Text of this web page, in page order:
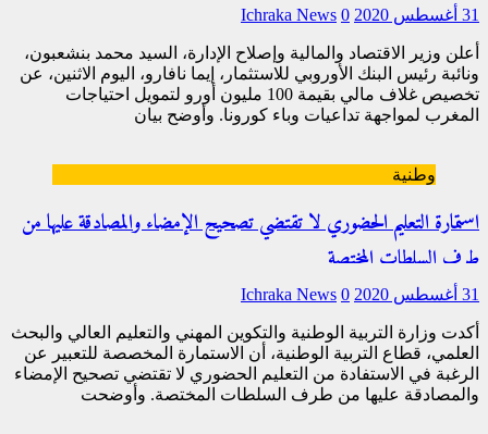
31 أغسطس 2020 Ichraka News 0
أعلن وزير الاقتصاد والمالية وإصلاح الإدارة، السيد محمد بنشعبون،
ونائبة رئيس البنك الأوروبي للاستثمار، إيما نافارو، اليوم الاثنين، عن
تخصيص غلاف مالي بقيمة 100 مليون أورو لتمويل احتياجات
المغرب لمواجهة تداعيات وباء كورونا. وأوضح بيان
وطنية
استمارة التعليم الحضوري لا تقتضي تصحيح الإمضاء والمصادقة عليها من
طرف السلطات المختصة
31 أغسطس 2020 Ichraka News 0
أكدت وزارة التربية الوطنية والتكوين المهني والتعليم العالي والبحث
العلمي، قطاع التربية الوطنية، أن الاستمارة المخصصة للتعبير عن
الرغبة في الاستفادة من التعليم الحضوري لا تقتضي تصحيح الإمضاء
والمصادقة عليها من طرف السلطات المختصة. وأوضحت